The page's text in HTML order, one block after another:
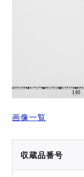
画像一覧
収蔵品番号